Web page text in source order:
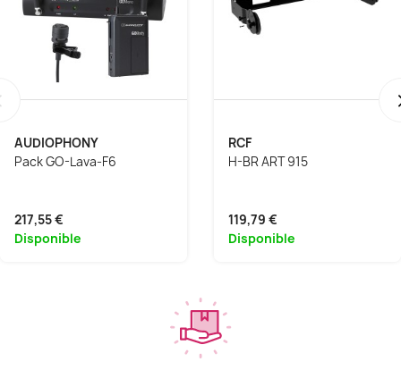
AUDIOPHONY
Pack GO-Lava-F6
217,55 €
Disponible
RCF
H-BR ART 915
119,79 €
Disponible